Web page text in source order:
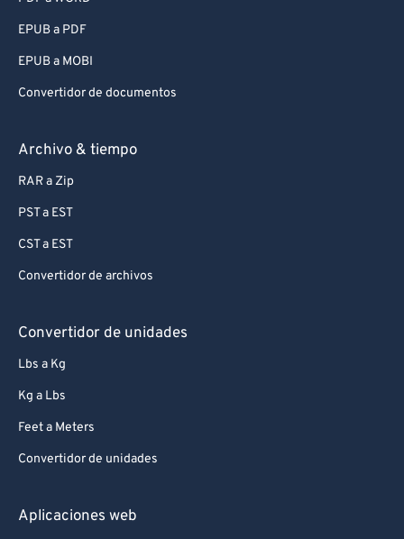
EPUB a PDF
EPUB a MOBI
Convertidor de documentos
Archivo & tiempo
RAR a Zip
PST a EST
CST a EST
Convertidor de archivos
Convertidor de unidades
Lbs a Kg
Kg a Lbs
Feet a Meters
Convertidor de unidades
Aplicaciones web